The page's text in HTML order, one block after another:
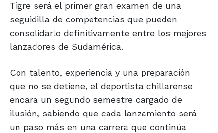
Tigre será el primer gran examen de una
seguidilla de competencias que pueden
consolidarlo definitivamente entre los mejores
lanzadores de Sudamérica.
Con talento, experiencia y una preparación
que no se detiene, el deportista chillarense
encara un segundo semestre cargado de
ilusión, sabiendo que cada lanzamiento será
un paso más en una carrera que continúa